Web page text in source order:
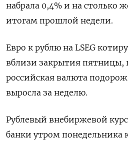
набрала 0,4% и на столько
итогам прошлой недели.
Евро к рублю на LSEG
вблизи закрытия пятницы,
российская валюта
выросла за неделю.
Рублевый внебиржевой
банки утром понедельника